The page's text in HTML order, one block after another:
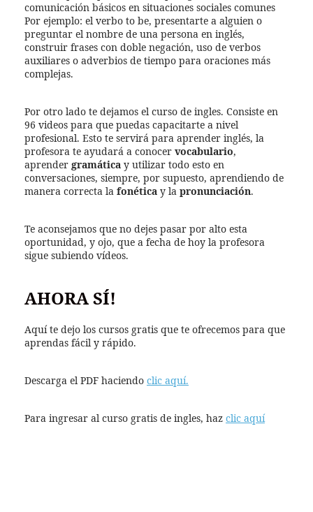
comunicación básicos en situaciones sociales comunes
Por ejemplo: el verbo to be, presentarte a alguien o
preguntar el nombre de una persona en inglés,
construir frases con doble negación, uso de verbos
auxiliares o adverbios de tiempo para oraciones más
complejas.
Por otro lado te dejamos el curso de ingles. Consiste en
96 videos para que puedas capacitarte a nivel
profesional. Esto te servirá para aprender inglés, la
profesora te ayudará a conocer vocabulario,
aprender gramática y utilizar todo esto en
conversaciones, siempre, por supuesto, aprendiendo de
manera correcta la fonética y la pronunciación.
Te aconsejamos que no dejes pasar por alto esta
oportunidad, y ojo, que a fecha de hoy la profesora
sigue subiendo vídeos.
AHORA SÍ!
Aquí te dejo los cursos gratis que te ofrecemos para que
aprendas fácil y rápido.
Descarga el PDF haciendo clic aquí.
Para ingresar al curso gratis de ingles, haz clic aquí